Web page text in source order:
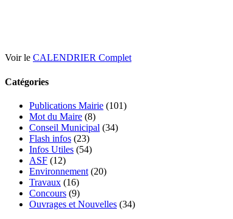
Voir le CALENDRIER Complet
Catégories
Publications Mairie (101)
Mot du Maire (8)
Conseil Municipal (34)
Flash infos (23)
Infos Utiles (54)
ASF (12)
Environnement (20)
Travaux (16)
Concours (9)
Ouvrages et Nouvelles (34)